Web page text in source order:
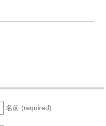
名前 (required)